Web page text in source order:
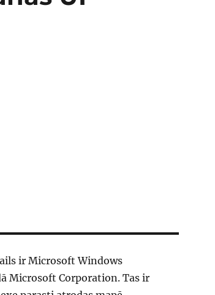
ir Microsoft Windows
Microsoft Corporation. Tas ir